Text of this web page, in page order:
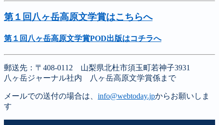
第１回八ヶ岳高原文学賞はこちらへ
第１回八ヶ岳高原文学賞POD出版はコチラへ
郵送先：〒408-0112 山梨県北杜市須玉町若神子3931
八ヶ岳ジャーナル社内 八ヶ岳高原文学賞係まで
メールでの送付の場合は、 info@webtoday.jpからお願いしま
す